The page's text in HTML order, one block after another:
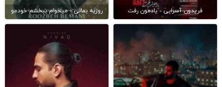
فریدون آسرایی - یادمون رفت روزبه بمانی - میخوام ببخشم خودمو